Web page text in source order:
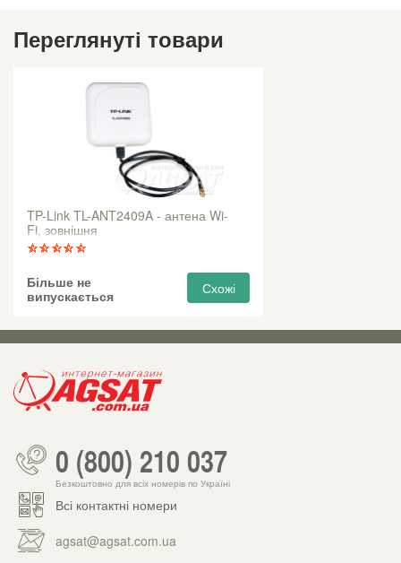
Переглянуті товари
TP-Link TL-ANT2409A - антена Wi-
Fi, зовнішня
Більше не
випускається
Схожі
0 (800) 210 037
Безкоштовно для всіх номерів по Україні
Всі контактні номери
agsat@agsat.com.ua